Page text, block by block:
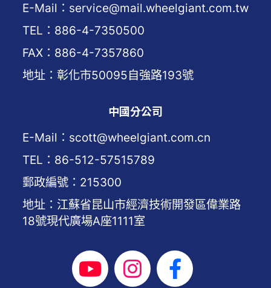
E-Mail：service@mail.wheelgiant.com.tw
TEL：886-4-7350500
FAX：886-4-7357860
地址：彰化市50095自強路193號
中國分公司
E-Mail：scott@wheelgiant.com.cn
TEL：86-512-57515789
郵政編號：215300
地址：江蘇省昆山市經濟技術開發區偉業路
18號現代廣場A座1111室